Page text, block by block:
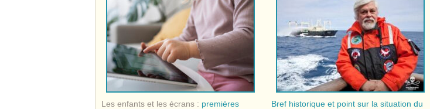
Les enfants et les écrans : premières
Bref historique et point sur la situation du